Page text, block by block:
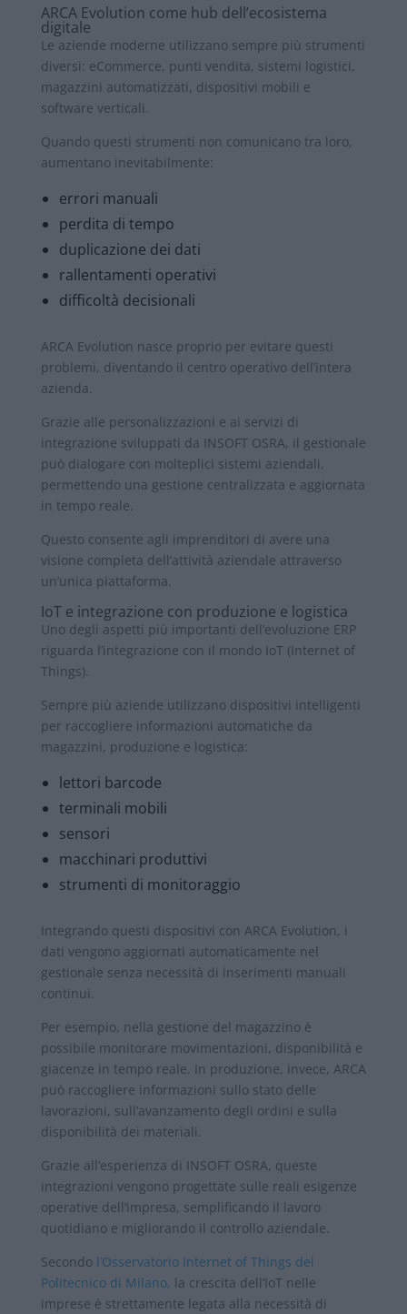
ARCA Evolution come hub dell’ecosistema
digitale
Le aziende moderne utilizzano sempre più strumenti
diversi: eCommerce, punti vendita, sistemi logistici,
magazzini automatizzati, dispositivi mobili e
software verticali.
Quando questi strumenti non comunicano tra loro,
aumentano inevitabilmente:
errori manuali
perdita di tempo
duplicazione dei dati
rallentamenti operativi
difficoltà decisionali
ARCA Evolution nasce proprio per evitare questi
problemi, diventando il centro operativo dell’intera
azienda.
Grazie alle personalizzazioni e ai servizi di
integrazione sviluppati da INSOFT OSRA, il gestionale
può dialogare con molteplici sistemi aziendali,
permettendo una gestione centralizzata e aggiornata
in tempo reale.
Questo consente agli imprenditori di avere una
visione completa dell’attività aziendale attraverso
un’unica piattaforma.
IoT e integrazione con produzione e logistica
Uno degli aspetti più importanti dell’evoluzione ERP
riguarda l’integrazione con il mondo IoT (Internet of
Things).
Sempre più aziende utilizzano dispositivi intelligenti
per raccogliere informazioni automatiche da
magazzini, produzione e logistica:
lettori barcode
terminali mobili
sensori
macchinari produttivi
strumenti di monitoraggio
Integrando questi dispositivi con ARCA Evolution, i
dati vengono aggiornati automaticamente nel
gestionale senza necessità di inserimenti manuali
continui.
Per esempio, nella gestione del magazzino è
possibile monitorare movimentazioni, disponibilità e
giacenze in tempo reale. In produzione, invece, ARCA
può raccogliere informazioni sullo stato delle
lavorazioni, sull’avanzamento degli ordini e sulla
disponibilità dei materiali.
Grazie all’esperienza di INSOFT OSRA, queste
integrazioni vengono progettate sulle reali esigenze
operative dell’impresa, semplificando il lavoro
quotidiano e migliorando il controllo aziendale.
Secondo l’Osservatorio Internet of Things del
Politecnico di Milano, la crescita dell’IoT nelle
imprese è strettamente legata alla necessità di